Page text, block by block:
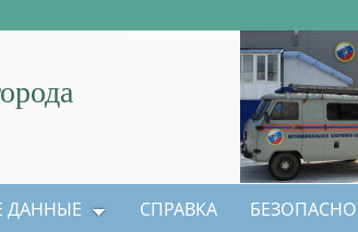
ДАННЫЕ СПРАВКА